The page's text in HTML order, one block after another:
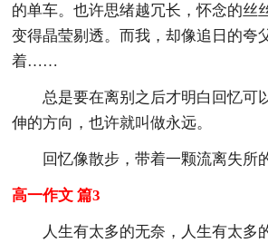
的单车。也许思绪越冗长，怀念的丝
变得晶莹剔透。而我，却像追日的夸
着……
总是要在离别之后才明白回忆可
伸的方向，也许就叫做永远。
回忆像散步，带着一颗流离失
高一作文 篇3
人生有太多的无奈，人生有太多